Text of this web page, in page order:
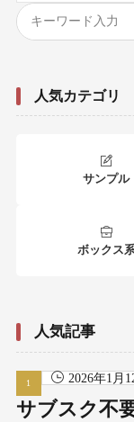
人気カテゴリ
サンプル
ボックス
人気記事
2026年1月
サブスク不